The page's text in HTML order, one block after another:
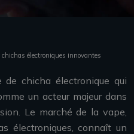
électroniques innovantes
de chicha électronique qui
un acteur majeur dans
Le marché de la vape,
électroniques, connaît un